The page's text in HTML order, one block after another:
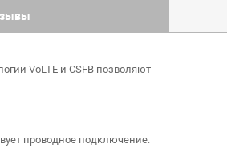
VoLTE и CSFB позволяют
проводное подключение: